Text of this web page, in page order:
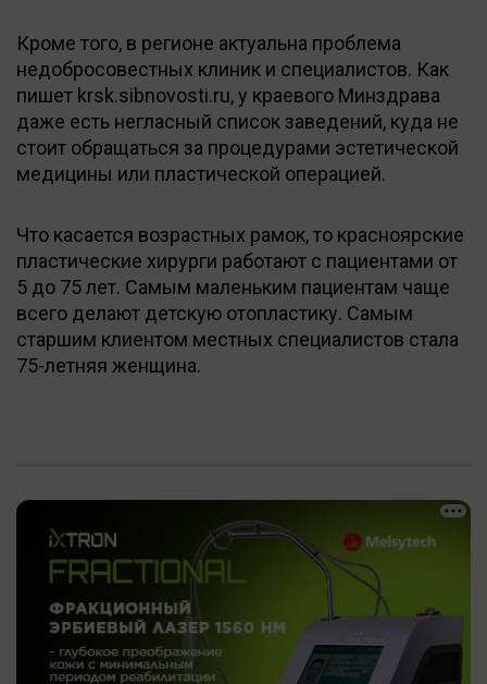
Кроме того, в регионе актуальна проблема
недобросовестных клиник и специалистов. Как
пишет krsk.sibnovosti.ru, у краевого Минздрава
даже есть негласный список заведений, куда не
стоит обращаться за процедурами эстетической
медицины или пластической операцией.
Что касается возрастных рамок, то красноярские
пластические хирурги работают с пациентами от
5 до 75 лет. Самым маленьким пациентам чаще
всего делают детскую отопластику. Самым
старшим клиентом местных специалистов стала
75-летняя женщина.